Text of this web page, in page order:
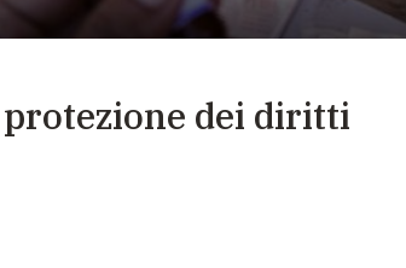
IL PIÙ
dei diritti